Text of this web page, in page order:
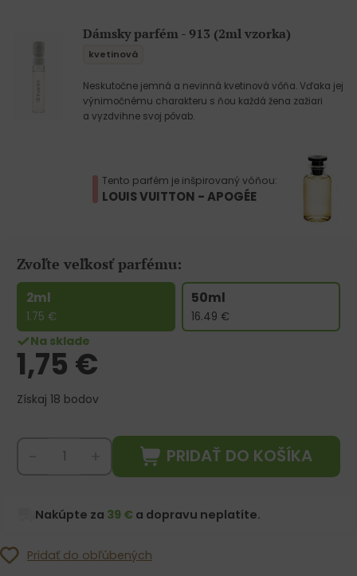
Dámsky parfém - 913 (2ml vzorka)
kvetinová
Neskutočne jemná a nevinná kvetinová vôňa. Vďaka jej
výnimočnému charakteru s ňou každá žena zažiari
a vyzdvihne svoj pôvab.
Tento parfém je inšpirovaný vôňou:
LOUIS VUITTON - APOGÉE
Zvoľte veľkosť parfému:
2ml
1.75 €
50ml
16.49 €
Na sklade
1,75 €
Získaj 18 bodov
PRIDAŤ DO KOŠÍKA
Nakúpte za 39 € a dopravu neplatíte.
Pridať do obľúbených